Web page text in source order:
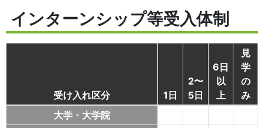
インターンシップ等受入体制
受け入れ区分 1日
2〜
5日
6日
以
上
見
学
の
み
大学・大学院